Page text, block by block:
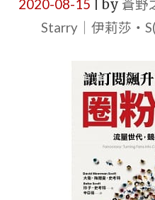
2020-08-15 by 蒼野
Starry｜伊莉莎・